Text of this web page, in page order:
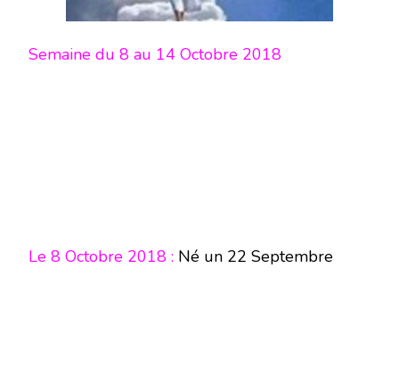
Semaine du 8 au 14 Octobre 2018
Le 8 Octobre 2018 : Né un 22 Septembre